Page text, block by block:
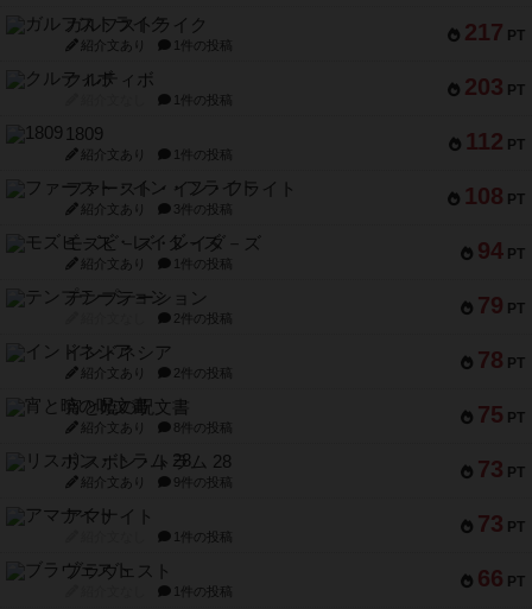
217 PT
ガルフストライク
紹介文あり 1件の投稿
203 PT
クルティボ
1件の投稿
112 PT
1809
紹介文あり 1件の投稿
108 PT
ファースト・イン・フライト
紹介文あり 3件の投稿
94 PT
モズビ－ズ・レイダ－ズ
紹介文あり 1件の投稿
79 PT
テンプテーション
2件の投稿
78 PT
インドネシア
紹介文あり 2件の投稿
75 PT
宵と暁の呪文書
紹介文あり 8件の投稿
73 PT
リスボン・トラム 28
紹介文あり 9件の投稿
73 PT
アマナイト
1件の投稿
66 PT
ブラヴェスト
1件の投稿